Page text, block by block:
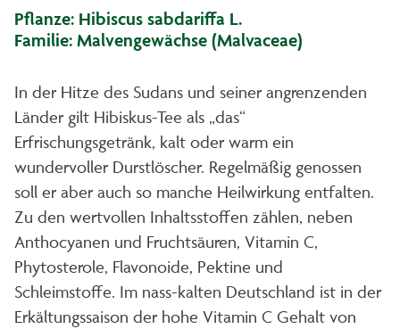
Pflanze: Hibiscus sabdariffa L.
Familie: Malvengewächse (Malvaceae)
In der Hitze des Sudans und seiner angrenzenden
Länder gilt Hibiskus-Tee als „das“
Erfrischungsgetränk, kalt oder warm ein
wundervoller Durstlöscher. Regelmäßig genossen
soll er aber auch so manche Heilwirkung entfalten.
Zu den wertvollen Inhaltsstoffen zählen, neben
Anthocyanen und Fruchtsäuren, Vitamin C,
Phytosterole, Flavonoide, Pektine und
Schleimstoffe. Im nass-kalten Deutschland ist in der
Erkältungssaison der hohe Vitamin C Gehalt von